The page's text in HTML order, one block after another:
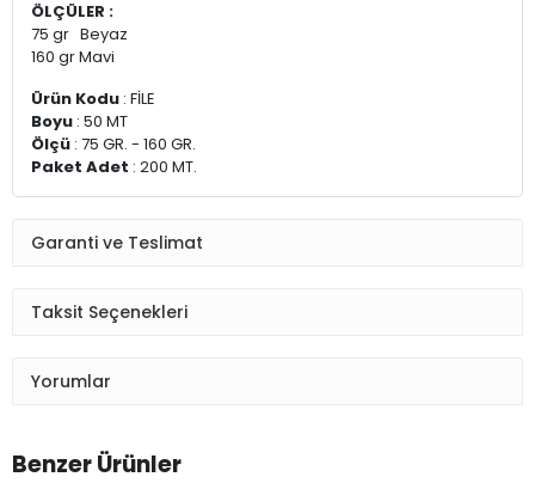
ÖLÇÜLER :
75 gr Beyaz
160 gr Mavi
Ürün Kodu : FİLE
Boyu : 50 MT
Ölçü : 75 GR. - 160 GR.
Paket Adet : 200 MT.
Garanti ve Teslimat
Taksit Seçenekleri
Yorumlar
Benzer Ürünler